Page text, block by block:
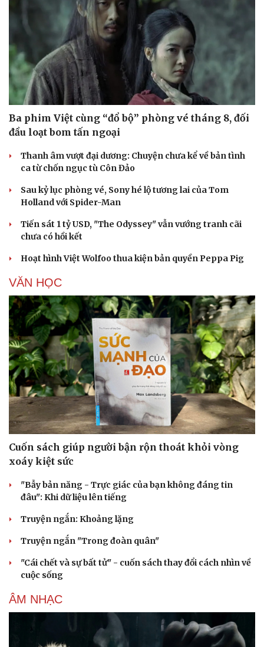
Cải chính
Ba phim Việt cùng “đổ bộ” phòng vé tháng 8, đối
đầu loạt bom tấn ngoại
Thanh âm vượt đại dương: Chuyện chưa kể về bản tình
ca từ chốn ngục tù Côn Đảo
Sau kỷ lục phòng vé, Sony hé lộ tương lai của Tom
Holland với Spider-Man
Tiến sát 1 tỷ USD, "The Odyssey" vẫn vướng tranh cãi
chưa có hồi kết
Hoạt hình Việt Wolfoo thua kiện bản quyền Peppa Pig
VĂN HỌC
Cuốn sách giúp người bận rộn thoát khỏi vòng
xoáy kiệt sức
"Bẫy bản năng - Trực giác của bạn không đáng tin
đâu": Khi dữ liệu lên tiếng
Truyện ngắn: Khoảng lặng
Truyện ngắn "Trong đoàn quân"
"Cái chết và sự bất tử" - cuốn sách thay đổi cách nhìn về
cuộc sống
ÂM NHẠC